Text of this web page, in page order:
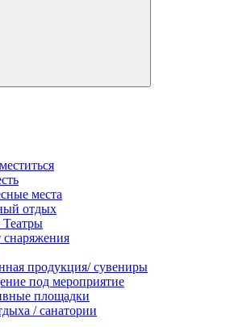
места
отдых
снаряжения
продукция/ сувениры
под мероприятие
площадки
/ санатории